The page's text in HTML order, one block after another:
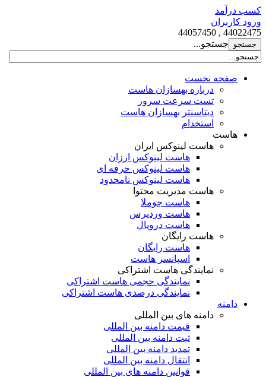
کسب درآمد
ورود کاربران
44022475 , 44057450
جستجو...
صفحه نخست
درباره بهسازان هاست
تست سرعت سرور
دیتاسنتر بهسازان هاست
استخدام
هاست
هاست لینوکس ایران
هاست لینوکس ارزان
هاست لینوکس حرفه ای
هاست لینوکس نامحدود
هاست مدیریت محتوا
هاست جوملا
هاست وردپرس
هاست دروپال
هاست رایگان
هاست رایگان
اسپانسر هاست
نمایندگی هاست اشتراکی
نمایندگی حجمی هاست اشتراکی
نمایندگی درصدی هاست اشتراکی
دامنه
دامنه های بین المللی
قیمت دامنه بین المللی
ثبت دامنه بین المللی
تمدید دامنه بین المللی
انتقال دامنه بین المللی
قوانین دامنه های بین المللی